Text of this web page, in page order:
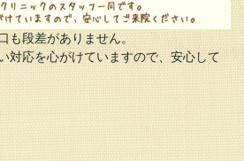
も段差がありません。
対応を心がけていますので、安心して